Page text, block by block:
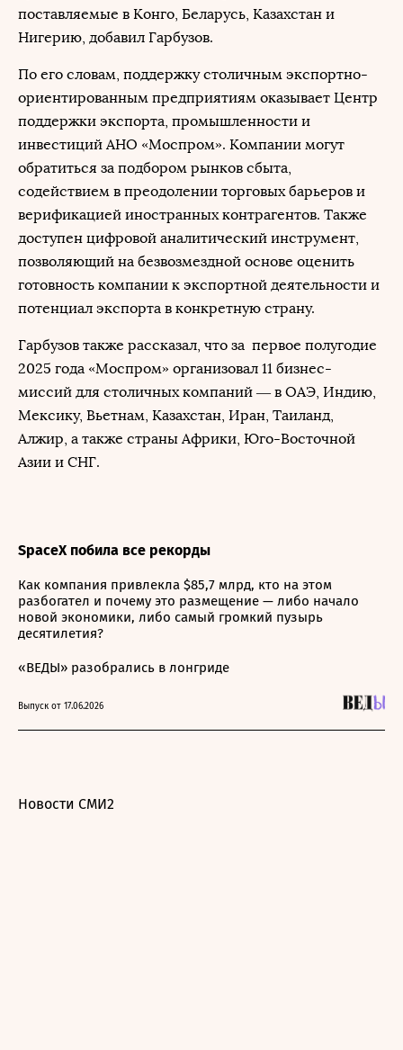
поставляемые в Конго, Беларусь, Казахстан и
Нигерию, добавил Гарбузов.
По его словам, поддержку столичным экспортно-
ориентированным предприятиям оказывает Центр
поддержки экспорта, промышленности и
инвестиций АНО «Моспром». Компании могут
обратиться за подбором рынков сбыта,
содействием в преодолении торговых барьеров и
верификацией иностранных контрагентов. Также
доступен цифровой аналитический инструмент,
позволяющий на безвозмездной основе оценить
готовность компании к экспортной деятельности и
потенциал экспорта в конкретную страну.
Гарбузов также рассказал, что за первое полугодие
2025 года «Моспром» организовал 11 бизнес-
миссий для столичных компаний — в ОАЭ, Индию,
Мексику, Вьетнам, Казахстан, Иран, Таиланд,
Алжир, а также страны Африки, Юго-Восточной
Азии и СНГ.
SpaceX побила все рекорды
Как компания привлекла $85,7 млрд, кто на этом
разбогател и почему это размещение — либо начало
новой экономики, либо самый громкий пузырь
десятилетия?
«ВЕДЫ» разобрались в лонгриде
Выпуск от 17.06.2026
Новости СМИ2